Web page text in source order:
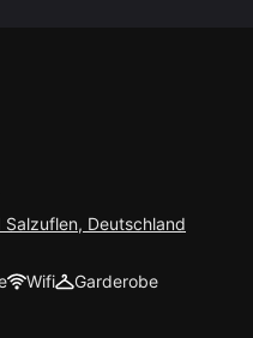
Deutschland
Wifi Garderobe